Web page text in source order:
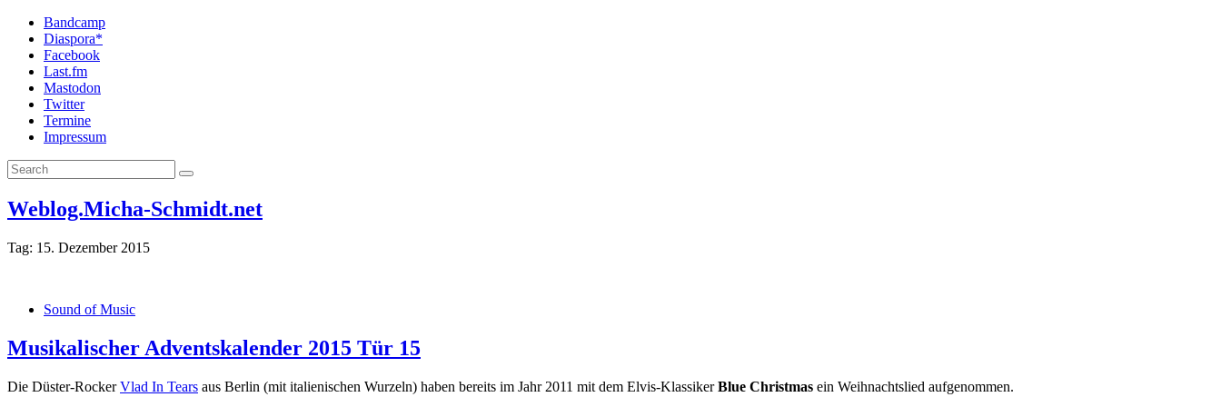
Bandcamp
Diaspora*
Facebook
Last.fm
Mastodon
Twitter
Termine
Impressum
Weblog.Micha-Schmidt.net
Tag: 15. Dezember 2015
Sound of Music
Musikalischer Adventskalender 2015 Tür 15
Die Düster-RockerVlad In Tears aus Berlin (mit italienischen Wurzeln) haben bereits im Jahr 2011 mit dem Elvis-KlassikerBlue Christmas ein Weihnachtslied aufgenommen.